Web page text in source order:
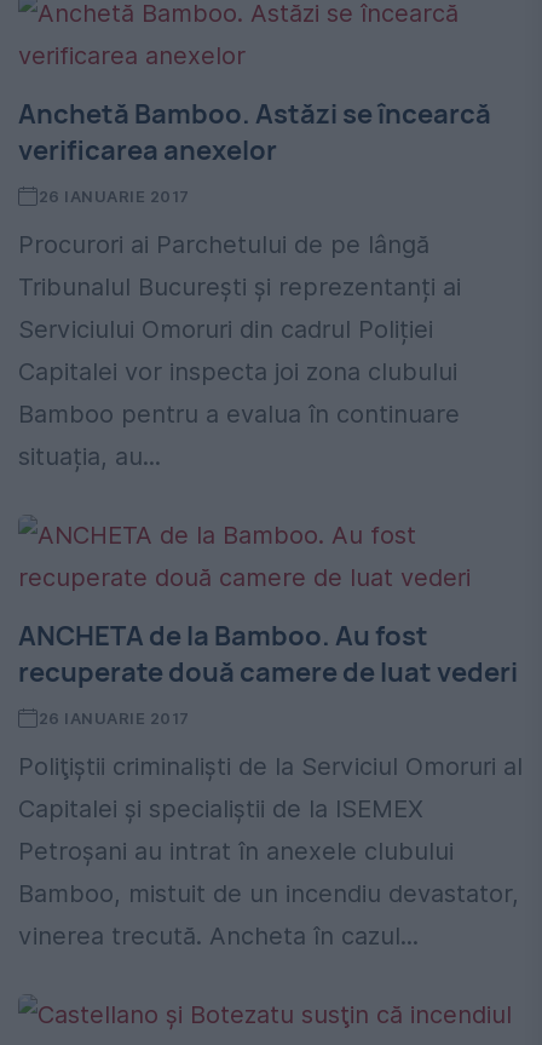
Anchetă Bamboo. Astăzi se încearcă
verificarea anexelor
26 IANUARIE 2017
Procurori ai Parchetului de pe lângă
Tribunalul București și reprezentanți ai
Serviciului Omoruri din cadrul Poliției
Capitalei vor inspecta joi zona clubului
Bamboo pentru a evalua în continuare
situația, au...
ANCHETA de la Bamboo. Au fost
recuperate două camere de luat vederi
26 IANUARIE 2017
Poliţiştii criminalişti de la Serviciul Omoruri al
Capitalei şi specialiştii de la ISEMEX
Petroşani au intrat în anexele clubului
Bamboo, mistuit de un incendiu devastator,
vinerea trecută. Ancheta în cazul...